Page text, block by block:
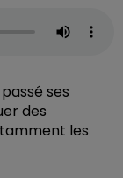
ses
des
les